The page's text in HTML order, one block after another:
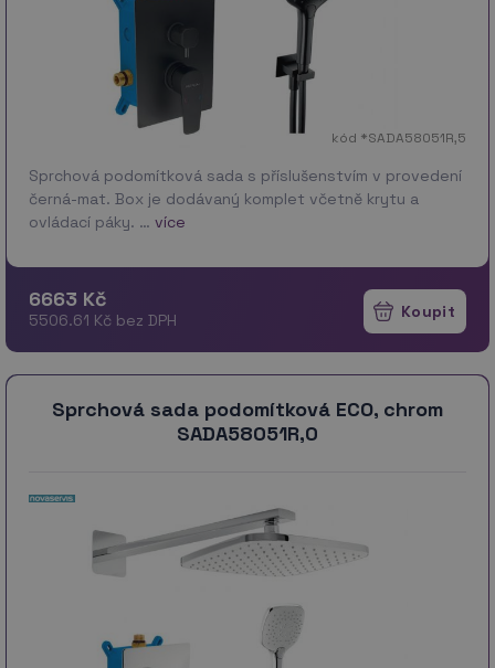
kód *SADA58051R,5
Sprchová podomítková sada s příslušenstvím v provedení
černá-mat. Box je dodávaný komplet včetně krytu a
ovládací páky. … více
6663 Kč
5506.61 Kč bez DPH
Sprchová sada podomítková ECO, chrom
SADA58051R,0